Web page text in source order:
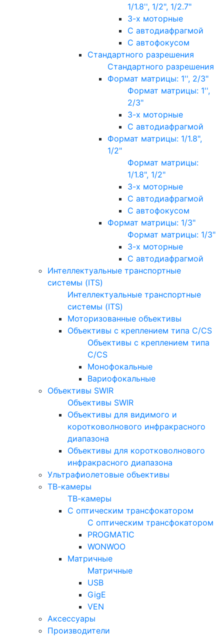
1/1.8'', 1/2", 1/2.7"
3-х моторные
С автодиафрагмой
С автофокусом
Стандартного разрешения
Стандартного разрешения
Формат матрицы: 1'', 2/3"
Формат матрицы: 1'',
2/3"
3-х моторные
С автодиафрагмой
Формат матрицы: 1/1.8",
1/2"
Формат матрицы:
1/1.8", 1/2"
3-х моторные
С автодиафрагмой
С автофокусом
Формат матрицы: 1/3"
Формат матрицы: 1/3"
3-х моторные
С автодиафрагмой
Интеллектуальные транспортные
системы (ITS)
Интеллектуальные транспортные
системы (ITS)
Моторизованные объективы
Объективы с креплением типа C/CS
Объективы с креплением типа
C/CS
Монофокальные
Вариофокальные
Объективы SWIR
Объективы SWIR
Объективы для видимого и
коротковолнового инфракрасного
диапазона
Объективы для коротковолнового
инфракрасного диапазона
Ультрафиолетовые объективы
ТВ-камеры
ТВ-камеры
С оптическим трансфокатором
С оптическим трансфокатором
PROGMATIC
WONWOO
Матричные
Матричные
USB
GigE
VEN
Аксессуары
Производители